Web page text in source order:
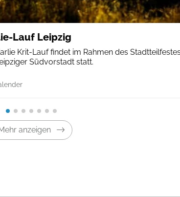
Lauf Leipzig
Krit-Lauf findet im Rahmen des
Südvorstadt statt.
anzeigen